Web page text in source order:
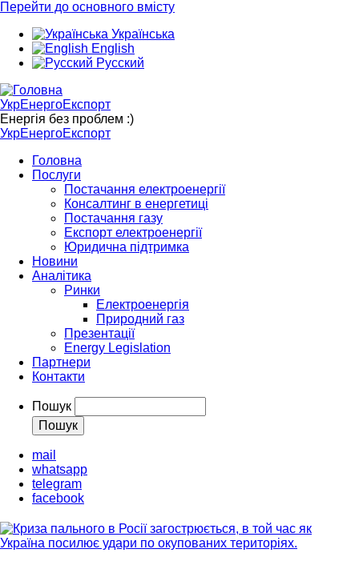
Перейти до основного вмісту
Українська
English
Русский
УкрЕнергоЕкспорт
Енергія без проблем :)
УкрЕнергоЕкспорт
Головна
Послуги
Постачання електроенергії
Консалтинг в енергетиці
Постачання газу
Експорт електроенергії
Юридична підтримка
Новини
Аналітика
Ринки
Електроенергія
Природний газ
Презентації
Energy Legislation
Партнери
Контакти
Пошук
mail
whatsapp
telegram
facebook